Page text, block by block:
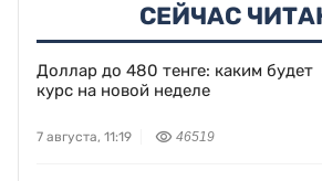
СЕЙЧАС
Доллар до 480 тенге: каким будет
курс на новой неделе
7 августа, 11:19 46519